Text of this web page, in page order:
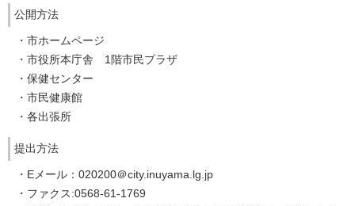
公開方法
・市ホームページ
・市役所本庁舎 1階市民プラザ
・保健センター
・市民健康館
・各出張所
提出方法
・Eメール：020200＠city.inuyama.lg.jp
・ファクス:0568-61-1769